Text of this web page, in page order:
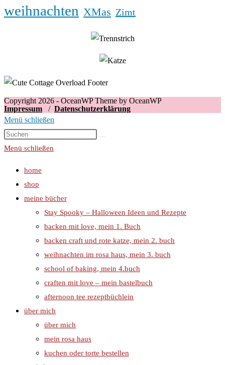
weihnachten XMas Zimt
Copyright 2026 - OceanWP Theme by OceanWP
Impressum / Datenschutzerklärung
Menü schließen
Menü schließen
home
shop
meine bücher
Stay Spooky – Halloween Ideen und Rezepte
backen mit love, mein 1. Buch
backen craft und rote katze, mein 2. buch
weihnachten im rosa haus, mein 3. buch
school of baking, mein 4.buch
craften mit love – mein bastelbuch
afternoon tee rezeptbüchlein
über mich
über mich
mein rosa haus
kuchen oder torte bestellen